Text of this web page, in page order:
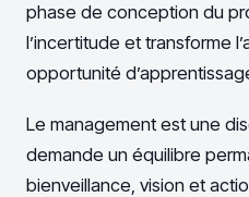
phase de conception du
l’incertitude et transforme
opportunité
Le management est une
demande un équilibre
bienveillance, vision et